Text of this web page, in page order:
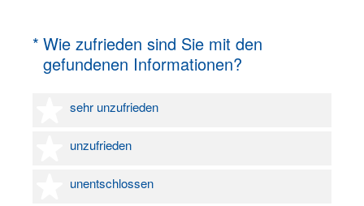
* Wie zufrieden sind Sie mit den
gefundenen Informationen?
(Erforderlich.)
sehr unzufrieden
1 Stern
unzufrieden
2 Sterne
unentschlossen
3 Sterne